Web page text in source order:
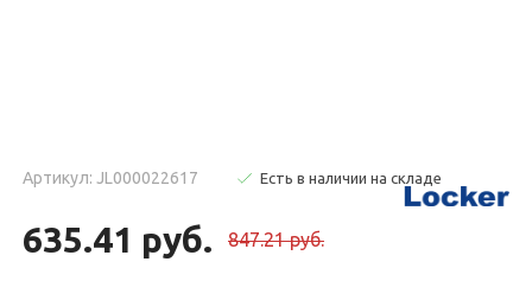
Артикул: JL000022617 Есть в наличии на складе
635.41 руб. 847.21 руб.